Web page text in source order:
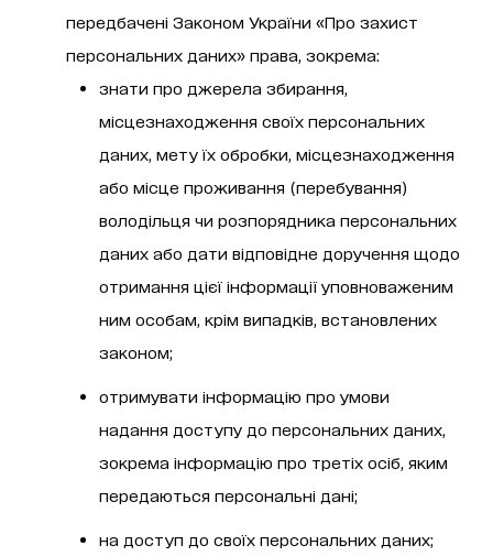
передбачені Законом України «Про захист
персональних даних» права, зокрема:
знати про джерела збирання,
місцезнаходження своїх персональних
даних, мету їх обробки, місцезнаходження
або місце проживання (перебування)
володільця чи розпорядника персональних
даних або дати відповідне доручення щодо
отримання цієї інформації уповноваженим
ним особам, крім випадків, встановлених
законом;
отримувати інформацію про умови
надання доступу до персональних даних,
зокрема інформацію про третіх осіб, яким
передаються персональні дані;
на доступ до своїх персональних даних;